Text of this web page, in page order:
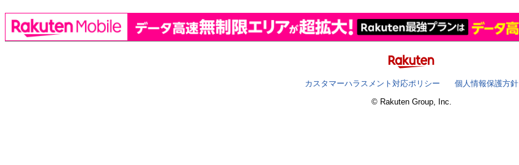
カスタマーハラスメント対応ポリシー
個人情報保護方針
© Rakuten Group, Inc.